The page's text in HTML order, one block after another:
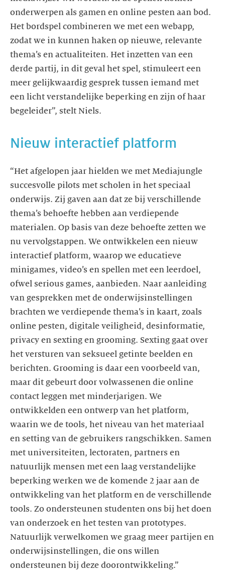
onderwerpen als gamen en online pesten aan bod.
Het bordspel combineren we met een webapp,
zodat we in kunnen haken op nieuwe, relevante
thema’s en actualiteiten. Het inzetten van een
derde partij, in dit geval het spel, stimuleert een
meer gelijkwaardig gesprek tussen iemand met
een licht verstandelijke beperking en zijn of haar
Nieuw interactief platform
“Het afgelopen jaar hielden we met Mediajungle
succesvolle pilots met scholen in het speciaal
onderwijs. Zij gaven aan dat ze bij verschillende
thema’s behoefte hebben aan verdiepende
materialen. Op basis van deze behoefte zetten we
nu vervolgstappen. We ontwikkelen een nieuw
interactief platform, waarop we educatieve
minigames, video’s en spellen met een leerdoel,
ofwel serious games, aanbieden. Naar aanleiding
van gesprekken met de onderwijsinstellingen
brachten we verdiepende thema’s in kaart, zoals
online pesten, digitale veiligheid, desinformatie,
privacy en sexting en grooming. Sexting gaat over
het versturen van seksueel getinte beelden en
berichten. Grooming is daar een voorbeeld van,
maar dit gebeurt door volwassenen die online
contact leggen met minderjarigen. We
ontwikkelden een ontwerp van het platform,
waarin we de tools, het niveau van het materiaal
en setting van de gebruikers rangschikken. Samen
met universiteiten, lectoraten, partners en
natuurlijk mensen met een laag verstandelijke
beperking werken we de komende 2 jaar aan de
ontwikkeling van het platform en de verschillende
tools. Zo ondersteunen studenten ons bij het doen
van onderzoek en het testen van prototypes.
Natuurlijk verwelkomen we graag meer partijen en
onderwijsinstellingen, die ons willen
ondersteunen bij deze doorontwikkeling.”